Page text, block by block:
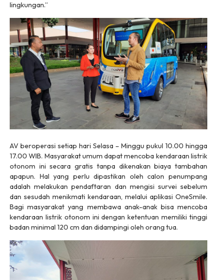
lingkungan.”
AV beroperasi setiap hari Selasa – Minggu pukul 10.00 hingga
17.00 WIB. Masyarakat umum dapat mencoba kendaraan listrik
otonom ini secara gratis tanpa dikenakan biaya tambahan
apapun. Hal yang perlu dipastikan oleh calon penumpang
adalah melakukan pendaftaran dan mengisi survei sebelum
dan sesudah menikmati kendaraan, melalui aplikasi OneSmile.
Bagi masyarakat yang membawa anak-anak bisa mencoba
kendaraan listrik otonom ini dengan ketentuan memiliki tinggi
badan minimal 120 cm dan didampingi oleh orang tua.